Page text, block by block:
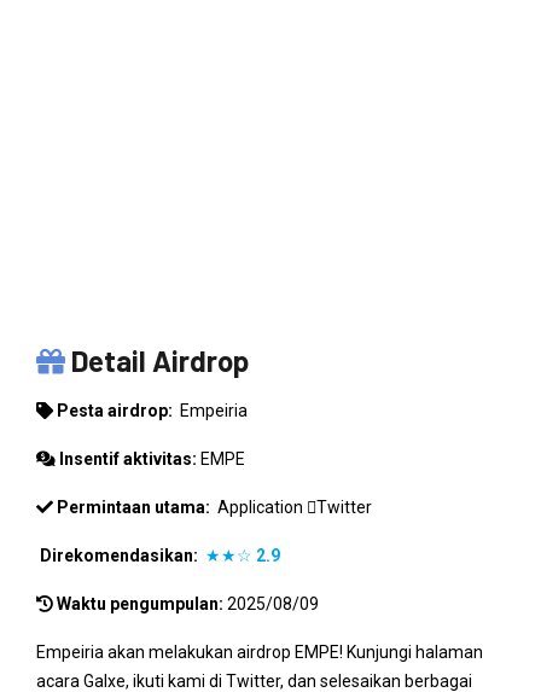
Detail Airdrop
Pesta airdrop: Empeiria
Insentif aktivitas: EMPE
Permintaan utama: Application Twitter
Direkomendasikan: ★★☆ 2.9
Waktu pengumpulan: 2025/08/09
Empeiria akan melakukan airdrop EMPE! Kunjungi halaman
acara Galxe, ikuti kami di Twitter, dan selesaikan berbagai